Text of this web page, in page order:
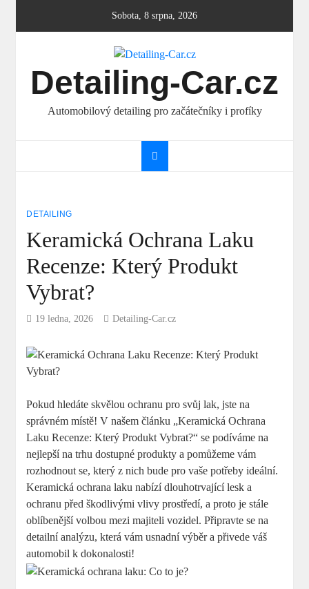
Sobota, 8 srpna, 2026
Detailing-Car.cz
Automobilový detailing pro začátečníky i profíky
DETAILING
Keramická Ochrana Laku
Recenze: Který Produkt
Vybrat?
19 ledna, 2026 Detailing-Car.cz
Pokud hledáte skvělou ochranu pro svůj lak, jste na
správném místě! V našem článku „Keramická Ochrana
Laku Recenze: Který Produkt Vybrat?“ se podíváme na
nejlepší na trhu dostupné produkty a pomůžeme vám
rozhodnout se, který z nich bude pro vaše potřeby ideální.
Keramická ochrana laku nabízí dlouhotrvající lesk a
ochranu před škodlivými vlivy prostředí, a proto je stále
oblíbenější volbou mezi majiteli vozidel. Připravte se na
detailní analýzu, která vám usnadní výběr a přivede váš
automobil k dokonalosti!